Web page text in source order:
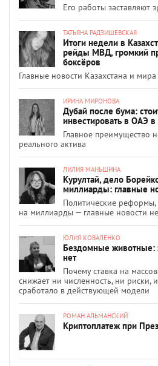
Его работы заставляют
ТАТЬЯНА РАДЗИШЕВСКАЯ
Итоги недели в
рейды МВД, громкий
боксёров
Главные новости Казахстана и
ИРИНА МИРОНОВА
Дубай после бума:
инвестировать в ОАЭ
Главное преимущество
реального актива
ЛИЛИЯ МАНЬШИНА
Курултай, дело
миллиарды: главные
Политические
на миллиарды — главные новости
ЮЛИЯ КОВАЛЕНКО
Бездомные животные:
нет
Почему ставка на
снижает ни численность, ни риски,
сработало в действующей модели
РОМАН АЛЬМАНСКИЙ
Криптоплатеж при